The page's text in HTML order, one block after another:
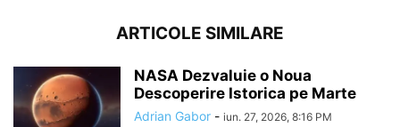
ARTICOLE SIMILARE
NASA Dezvaluie o Noua
Descoperire Istorica pe Marte
Adrian Gabor - iun. 27, 2026, 8:16 PM